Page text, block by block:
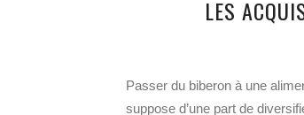
LES
Passer du biberon à une
suppose d’une part de